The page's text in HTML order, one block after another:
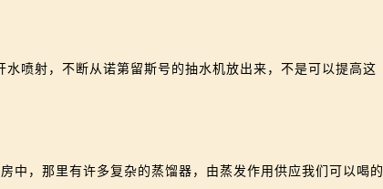
射，不断从诺第留斯号的抽水机放出来，不是可以提高这
，那里有许多复杂的蒸馏器，由蒸发作用供应我们可以喝的